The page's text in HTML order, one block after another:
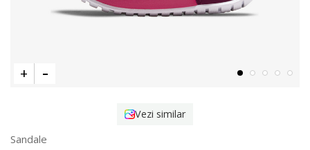
Vezi similar
Sandale